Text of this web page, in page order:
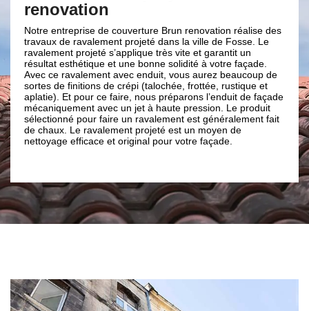
de couverture Brun renovation réalise des
projeté dans la ville de Fosse. Le
s’applique très vite et garantit un
et une bonne solidité à votre façade.
avec enduit, vous aurez beaucoup de
de crépi (talochée, frottée, rustique et
ce faire, nous préparons l’enduit de façade
avec un jet à haute pression. Le produit
faire un ravalement est généralement fait
projeté est un moyen de
et original pour votre façade.
La façade est ce qui est
maison, car elle subit
diverses intempéries
peut montrer des
Entant que
assurons les travaux
peuvent générer
Le nettoyage de façade
mais également donner
votre maison. Pour
faire appel à notre